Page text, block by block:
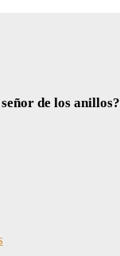
de los anillos?